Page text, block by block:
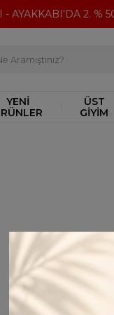
AYAKKABI'DA 2. % 50
YENİ
ÜST
GİYİM